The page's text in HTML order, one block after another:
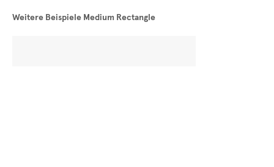
Weitere Beispiele Medium Rectangle